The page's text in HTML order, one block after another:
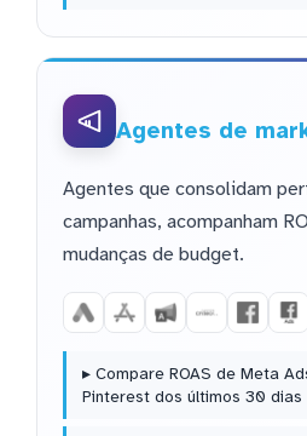
Agentes de
Agentes que consolidam
campanhas, acompanham
mudanças de budget.
▸ Compare ROAS de Meta
Pinterest dos últimos 30 dias